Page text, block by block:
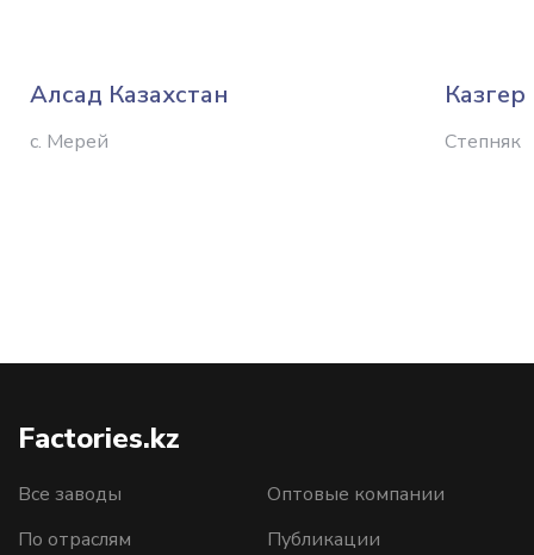
Алсад Казахстан
с. Мерей
Казгер
Степняк
Factories.kz
Все заводы
По отраслям
Оптовые компании
Публикации